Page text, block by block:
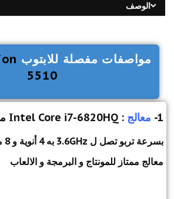
الوصف
مواصفات مفصلة للابتوب
5510
1- معالج : Intel Core i7-6820HQ من الجيل السادس
بسرعة تربو تصل ل 3.6GHz به 4 أنوية و 8 مسار
معالج ممتاز للمونتاج و البرمجة و الالعاب